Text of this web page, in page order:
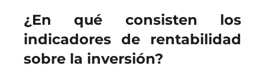
¿En qué consisten los
indicadores de rentabilidad
sobre la inversión?